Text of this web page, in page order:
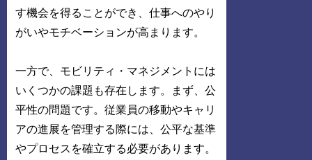
す機会を得ることができ、仕事へのやり
がいやモチベーションが高まります。
一方で、モビリティ・マネジメントには
いくつかの課題も存在します。まず、公
平性の問題です。従業員の移動やキャリ
アの進展を管理する際には、公平な基準
やプロセスを確立する必要があります。